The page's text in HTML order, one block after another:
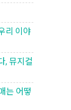
리 이야
, 뮤지컬
는 어떻